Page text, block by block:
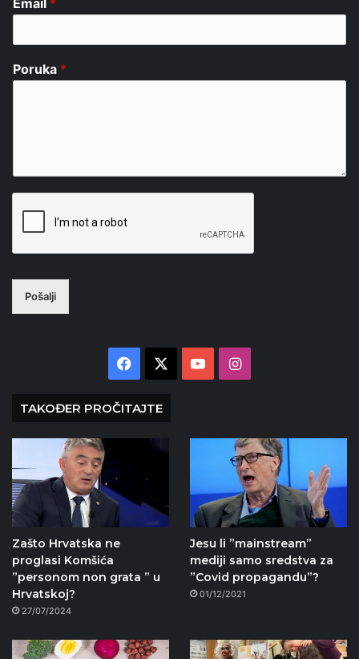
Email *
Poruka *
Pošalji
Facebook YouTubeInstagram
TAKOĐER PROČITAJTE
Zašto Hrvatska ne
proglasi Komšića
”personom non grata ” u
Hrvatskoj?
27/07/2024
Jesu li ”mainstream”
mediji samo sredstva za
”Covid propagandu”?
01/12/2021